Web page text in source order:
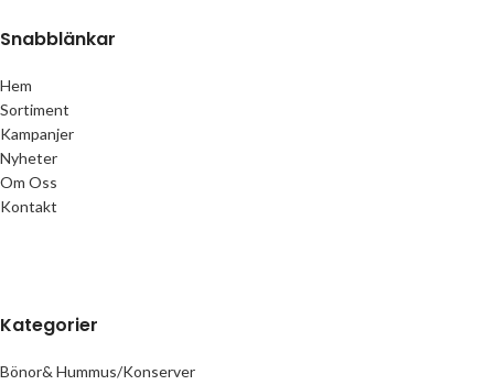
Snabblänkar
Hem
Sortiment
Kampanjer
Nyheter
Om Oss
Kontakt
Kategorier
Bönor& Hummus/Konserver